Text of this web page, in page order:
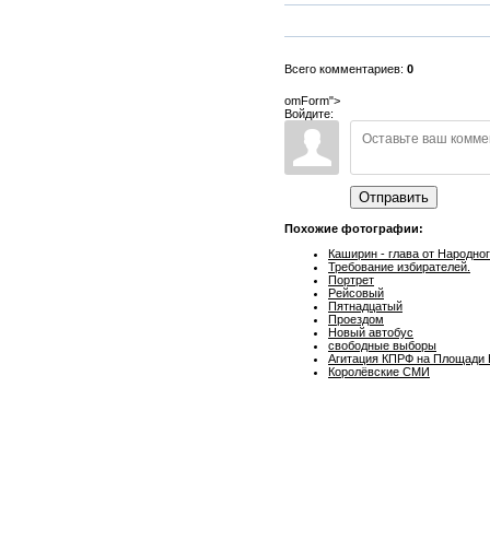
Всего комментариев: 0
omForm">
Войдите:
Отправить
Похожие фотографии:
Каширин - глава от
Требование избирателей.
Портрет
Рейсовый
Пятнадцатый
Проездом
Новый автобус
свободные выборы
Агитация КПРФ на Площади
Королёвские СМИ